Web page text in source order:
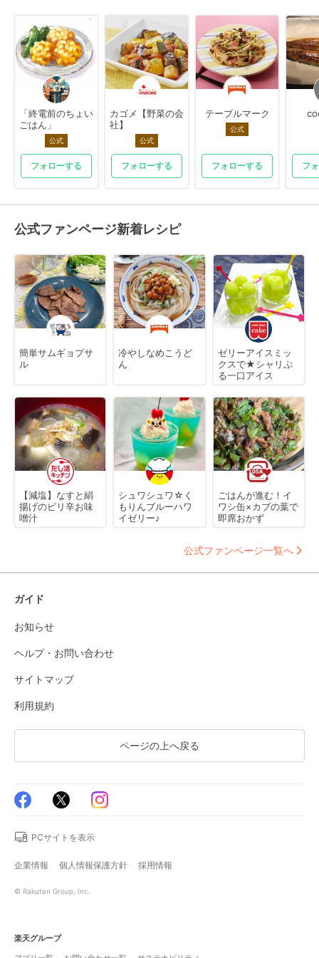
「終電前のちょい
ごはん」
公式
フォローする
カゴメ【野菜の会
社】
公式
フォローする
テーブルマーク
公式
フォローする フ
公式ファンページ新着レシピ
簡単サムギョプサ
ル
冷やしなめこうど
ん
ゼリーアイスミッ
クスで★シャリぷ
る一口アイス
【減塩】なすと絹
揚げのピリ辛お味
噌汁
シュワシュワ☆く
もりんブルーハワ
イゼリー♪
ごはんが進む！イ
ワシ缶×カブの葉で
即席おかず
公式ファンページ一覧へ
ガイド
お知らせ
ヘルプ・お問い合わせ
サイトマップ
利用規約
ページの上へ戻る
PCサイトを表示
企業情報 個人情報保護方針 採用情報
© Rakuten Group, Inc.
楽天グループ